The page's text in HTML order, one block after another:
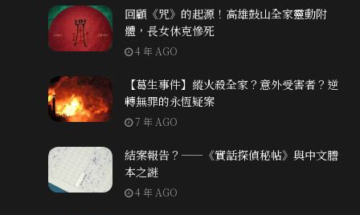
回顧《咒》的起源！高雄鼓山全家靈動附
體，長女休克慘死
4 年 AGO
【葛生事件】縱火殺全家？意外受害者？逆
轉無罪的永恆疑案
7 年 AGO
結案報告？——《實話探偵秘帖》與中文謄
本之謎
4 年 AGO